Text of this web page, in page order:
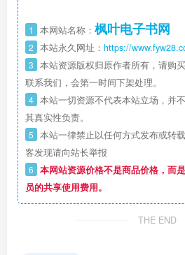
1 本网站名称： 枫叶电子书网
2 本站永久网址： https://
3 本站资源版权归原作者所有，请购
联系我们，会第一时间下架处理。
4 本站一切资源不代表本站立场，并
其真实性负责。
5 本站一律禁止以任何方式发布或转
客发现请向站长举报
6 本网站资源价格不是商品价格，而
员的共享使用费用。
THE END